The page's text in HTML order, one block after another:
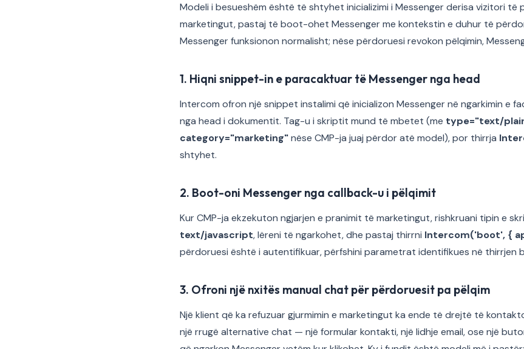
Modeli i besueshëm është të shtyhet inicializimi i Messenger derisa vizitori të
marketingut, pastaj të boot-ohet Messenger me kontekstin e duhur të
Messenger funksionon normalisht; nëse përdoruesi revokon pëlqimin,
1. Hiqni snippet-in e paracaktuar të Messenger nga head
Intercom ofron një snippet instalimi që inicializon Messenger në ngarkimin e
nga head i dokumentit. Tag-u i skriptit mund të mbetet (me type="text/
category="marketing"nëse CMP-ja juaj përdor atë model), por thirrja
shtyhet.
2. Boot-oni Messenger nga callback-u i pëlqimit
Kur CMP-ja ekzekuton ngjarjen e pranimit të marketingut, rishkruani tipin e
text/javascript, lëreni të ngarkohet, dhe pastaj thirrni Intercom('boot', {
përdoruesi është i autentifikuar, përfshini parametrat identifikues në thirrjen
3. Ofroni një nxitës manual chat për përdoruesit pa pëlqim
Një klient që ka refuzuar gjurmimin e marketingut ka ende të drejtë të
një rrugë alternative chat — një formular kontakti, një lidhje email, ose një